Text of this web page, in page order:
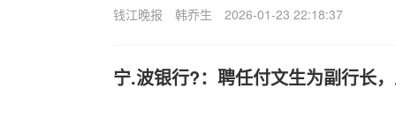
钱江晚报 韩乔生 2026-01-23 22:18:37
宁.波银行?：聘任付文生为副行长